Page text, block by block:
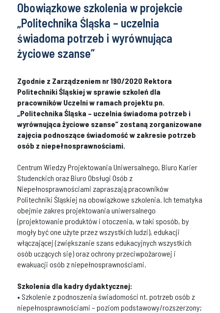
Obowiązkowe szkolenia w projekcie
„Politechnika Śląska – uczelnia
świadoma potrzeb i wyrównująca
życiowe szanse”
Zgodnie z Zarządzeniem nr 190/2020 Rektora
Politechniki Śląskiej w sprawie szkoleń dla
pracowników Uczelni w ramach projektu pn.
„Politechnika Śląska – uczelnia świadoma potrzeb i
wyrównująca życiowe szanse” zostaną zorganizowane
zajęcia podnoszące świadomość w zakresie potrzeb
osób z niepełnosprawnościami.
Centrum Wiedzy Projektowania Uniwersalnego, Biuro Karier
Studenckich oraz Biuro Obsługi Osób z
Niepełnosprawnościami zapraszają pracowników
Politechniki Śląskiej na obowiązkowe szkolenia. Ich tematyka
obejmie zakres projektowania uniwersalnego
(projektowanie produktów i otoczenia, w taki sposób, by
mogły być one użyte przez wszystkich ludzi), edukacji
włączającej (zwiększanie szans edukacyjnych wszystkich
osób uczących się) oraz ochrony przeciwpożarowej i
ewakuacji osób z niepełnosprawnościami.
Szkolenia dla kadry dydaktycznej:
• Szkolenie z podnoszenia świadomości nt. potrzeb osób z
niepełnosprawnościami – poziom podstawowy/rozszerzony;